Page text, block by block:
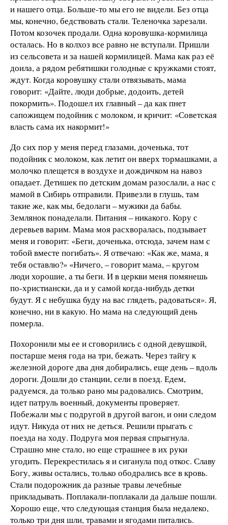
и нашего отца. Больше-то мы его не видели. Без отца
мы, конечно, бедствовать стали. Теленочка зарезали.
Потом козочек продали. Одна коровушка-кормилица
осталась. Но в колхоз все равно не вступали. Пришли
из сельсовета и за нашей кормилицей. Мама как раз её
доила, а рядом ребятишки голодные с кружками стоят,
ждут. Когда коровушку стали отвязывать, мама
говорит: «Дайте, люди добрые, додоить, детей
покормить». Подошел их главный – да как пнет
сапожищем подойник с молоком, и кричит: «Советская
власть сама их накормит!»
До сих пор у меня перед глазами, доченька, тот
подойник с молоком, как летит он вверх тормашками, а
молочко плещется в воздухе и дождичком на навоз
опадает. Детишек по детским домам разослали, а нас с
мамой в Сибирь отправили. Привезли в глушь, там
такие же, как мы, бедолаги – мужики да бабы.
Землянок понаделали. Питания – никакого. Кору с
деревьев варим. Мама моя расхворалась, подзывает
меня и говорит: «Беги, доченька, отсюда, зачем нам с
тобой вместе погибать». Я отвечаю: «Как же, мама, я
тебя оставлю?» «Ничего, – говорит мама, – кругом
люди хорошие, а ты беги. И в церкви меня помянешь
по-христиански, да и у самой когда-нибудь детки
будут. Я с небушка буду на вас глядеть, радоваться». Я,
конечно, ни в какую. Но мама на следующий день
померла.
Похоронили мы ее и сговорились с одной девушкой,
постарше меня года на три, бежать. Через тайгу к
железной дороге два дня добирались, еще день – вдоль
дороги. Дошли до станции, сели в поезд. Едем,
радуемся, да только рано мы радовались. Смотрим,
идет патруль военный, документы проверяет.
Побежали мы с подругой в другой вагон, и они следом
идут. Никуда от них не деться. Решили прыгать с
поезда на ходу. Подруга моя первая спрыгнула.
Страшно мне стало, но еще страшнее в их руки
угодить. Перекрестилась я и сиганула под откос. Славу
Богу, живы остались, только ободрались все в кровь.
Стали подорожник да разные травы лечебные
прикладывать. Поплакали-поплакали да дальше пошли.
Хорошо еще, что следующая станция была недалеко,
только три дня шли, травами и ягодами питались.